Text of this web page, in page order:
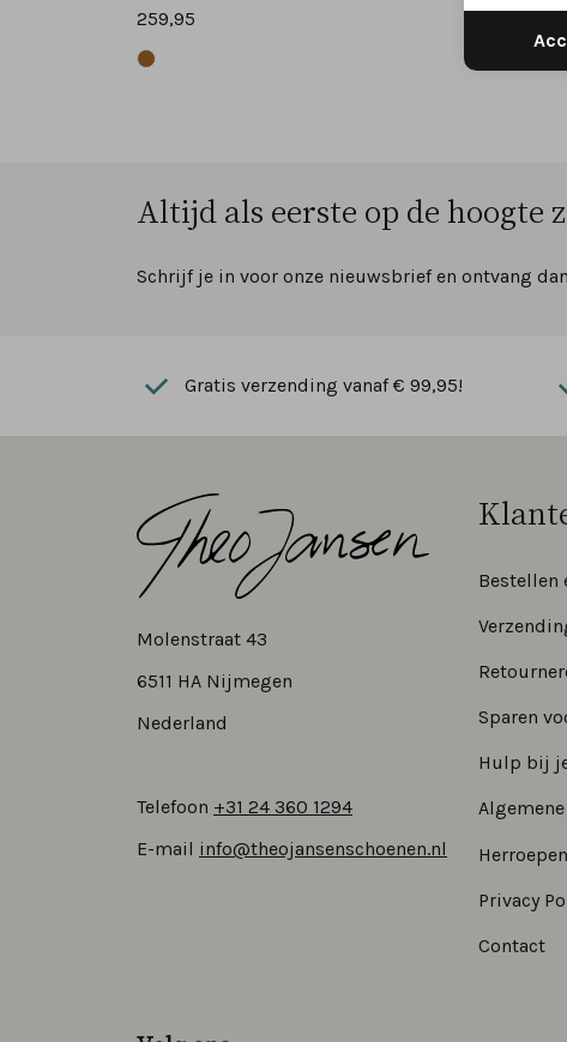
259,95
259,95
Altijd als eerste op de hoogte
Schrijf je in voor onze nieuwsbrief en ontvang
Gratis verzending vanaf € 99,95!
Molenstraat 43
6511 HA Nijmegen
Nederland
Telefoon +31 24 360 1294
E-mail info@theojansenschoenen.nl
Bestellen
Sparen
Hulp bij
Herroepen
Privacy
Contact